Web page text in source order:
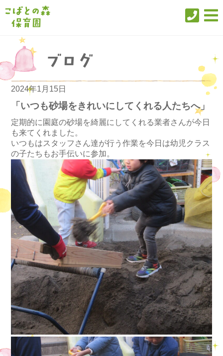
2024年1月15日
「いつも砂場をきれいにしてくれる人たちへ」
定期的に園庭の砂場を綺麗にしてくれる業者さんが今日
も来てくれました。
いつもはスタッフさん達が行う作業を今日は幼児クラス
の子たちもお手伝いに参加。